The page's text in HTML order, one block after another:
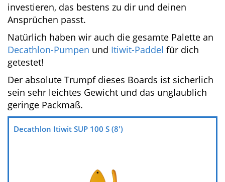
Kleinere Abzüge sehe ich beim Thema Features,
denn hier wurde nur das Notwendigste
verbaut. Die Tatsache, dass keinPaddelund
keinePumpe dabei ist, kennt man vom
Hersteller bereits und ist eher neutral zu sehen.
Einerseits wünschen sich Neueinsteiger
natürlich immer ein komplettes Set.
Auf der anderen Seite hast du so aber auch die
Möglichkeit direkt in hochwertiges Equipment
zu investieren, das bestens zu dir und deinen
Decathlon-Pumpenund